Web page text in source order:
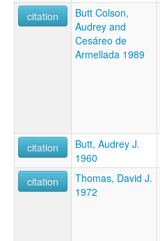
citation
Butt Colson,
Audrey and
Cesáreo de
Armellada 1989
citation
Butt, Audrey J.
1960
citation
Thomas, David J.
1972